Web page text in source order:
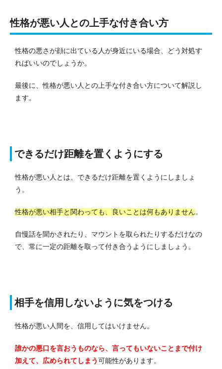
性格が悪い人との上手な付き合い方
性格の悪さが顔に出ている人が身近にいる場合、どう対処す
ればいいのでしょうか。
最後に、性格が悪い人との上手な付き合い方について解説し
ます。
できるだけ距離を置くようにする
性格が悪い人とは、できるだけ距離を置くようにしましょ
う。
性格が悪い相手と関わっても、良いことは何もありません。
自慢話を聞かされたり、マウントを取られたりするだけなの
で、常に一定の距離を取って付き合うようにしましょう。
相手を信用しないように気をつける
性格が悪い人間を、信用してはいけません。
誰かの悪口を言おうものなら、言ってもいないことまで付け
加えて、広められてしまう可能性があります。